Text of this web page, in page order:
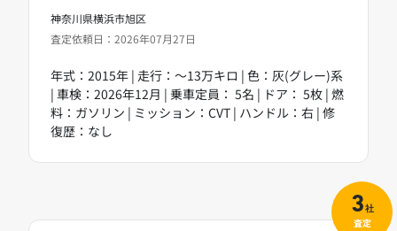
神奈川県横浜市旭区
査定依頼日：2026年07月27日
年式：2015年 | 走行：～13万キロ | 色：灰(グレー)系
| 車検：2026年12月 | 乗車定員： 5名 | ドア： 5枚 | 燃
料：ガソリン | ミッション：CVT | ハンドル：右 | 修
復歴：なし
3社
査定